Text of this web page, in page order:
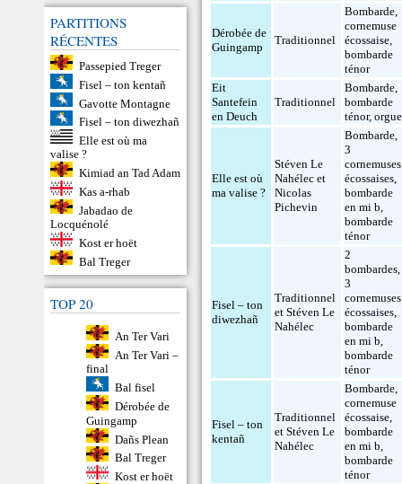
PARTITIONS
RÉCENTES
Passepied Treger
Fisel – ton kentañ
Gavotte Montagne
Fisel – ton diwezhañ
Elle est où ma
valise ?
Kimiad an Tad Adam
Kas a-rhab
Jabadao de
Locquénolé
Kost er hoët
Bal Treger
TOP 20
An Ter Vari
An Ter Vari –
final
Bal fisel
Dérobée de
Guingamp
Dañs Plean
Bal Treger
Kost er hoët
Dérobée de
Guingamp
Traditionnel
Bombarde,
cornemuse
écossaise,
bombarde
ténor
Eit
Santefein
en Deuch
Traditionnel
Bombarde,
bombarde
ténor,orgue
Elle est où
ma valise ?
Stéven Le
Nahélec et
Nicolas
Pichevin
Bombarde,
3
cornemuses
écossaises,
bombarde
en mi b,
bombarde
ténor
Fisel – ton
diwezhañ
Traditionnel
et Stéven Le
Nahélec
2
bombardes,
3
cornemuses
écossaises,
bombarde
en mi b,
bombarde
ténor
Fisel – ton
kentañ
Traditionnel
et Stéven Le
Nahélec
Bombarde,
cornemuse
écossaise,
bombarde
en mi b,
bombarde
ténor